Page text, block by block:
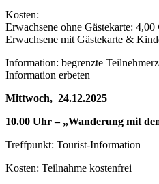
Kosten:
Erwachsene ohne Gästekarte: 4,00
Erwachsene mit Gästekarte &
Information: begrenzte
Information erbeten
Mittwoch, 24.12.2025
10.00 Uhr – „Wanderung mit
Treffpunkt: Tourist-Information
Kosten: Teilnahme kostenfrei